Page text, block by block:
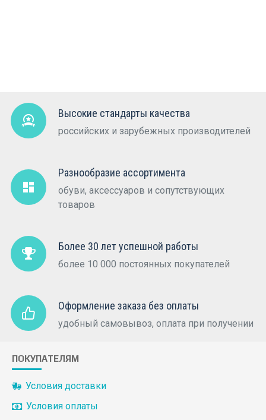
Высокие стандарты качества
российских и зарубежных производителей
Разнообразие ассортимента
обуви, аксессуаров и сопутствующих
товаров
Более 30 лет успешной работы
более 10 000 постоянных покупателей
Оформление заказа без оплаты
удобный самовывоз, оплата при получении
ПОКУПАТЕЛЯМ
Условия доставки
Условия оплаты